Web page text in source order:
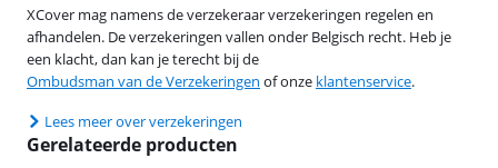
XCover mag namens de verzekeraar verzekeringen regelen en
afhandelen. De verzekeringen vallen onder Belgisch recht. Heb je
een klacht, dan kan je terecht bij de
Ombudsman van de Verzekeringen of onze klantenservice.
Lees meer over verzekeringen
Gerelateerde producten